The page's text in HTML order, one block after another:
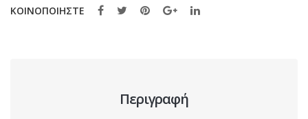
ΚΟΙΝΟΠΟΙΗΣΤΕ
Περιγραφή